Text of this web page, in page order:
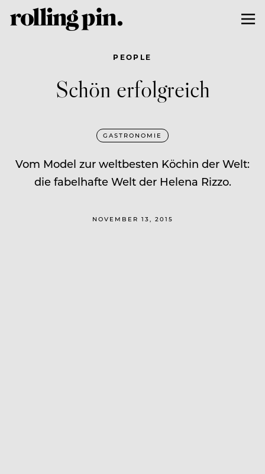
PEOPLE
Schön erfolgreich
GASTRONOMIE
Vom Model zur weltbesten Köchin der Welt:
die fabelhafte Welt der Helena Rizzo.
NOVEMBER 13, 2015